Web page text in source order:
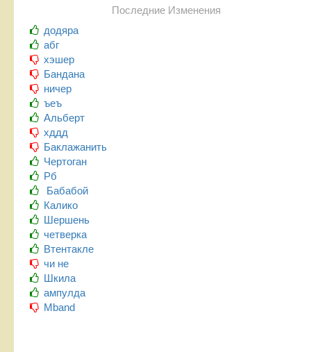
Последние Изменения
додяра
абг
хэшер
Бандана
ничер
ъеъ
Альберт
хддд
Баклажанить
Чертоган
Рб
Бабабой
Калико
Шершень
четверка
Втентакле
чи не
Шкила
ампулда
Mband